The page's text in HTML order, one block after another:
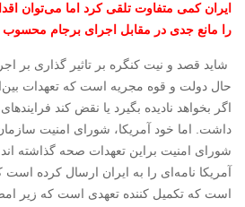
ایران کمی متفاوت تلقی کرد اما می‌توان
را مانع جدی در مقابل اجرای برجام محسوب
شاید قصد و نیت کنگره بر تاثیر گذاری بر
حال دولت و قوه مجریه است که تعهدات
اگر بخواهد نادیده بگیرد یا نقض کند
شورای امنیت براین تعهدات صحه گذاشته
آمریکا نامه‌‌ای را به ایران ارسال کرده
است که تکمیل کننده تعهدی است که زیر